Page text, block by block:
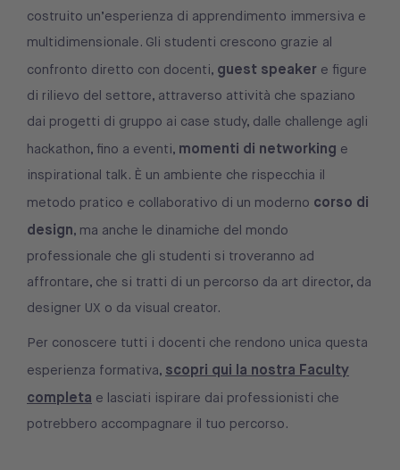
costruito un’esperienza di apprendimento immersiva e
multidimensionale. Gli studenti crescono grazie al
confronto diretto con docenti, guest speaker e figure
di rilievo del settore, attraverso attività che spaziano
dai progetti di gruppo ai case study, dalle challenge agli
hackathon, fino a eventi, momenti di networking e
inspirational talk. È un ambiente che rispecchia il
metodo pratico e collaborativo di un moderno corso di
design, ma anche le dinamiche del mondo
professionale che gli studenti si troveranno ad
affrontare, che si tratti di un percorso da art director, da
designer UX o da visual creator.
Per conoscere tutti i docenti che rendono unica questa
esperienza formativa, scopri qui la nostra Faculty
completa e lasciati ispirare dai professionisti che
potrebbero accompagnare il tuo percorso.